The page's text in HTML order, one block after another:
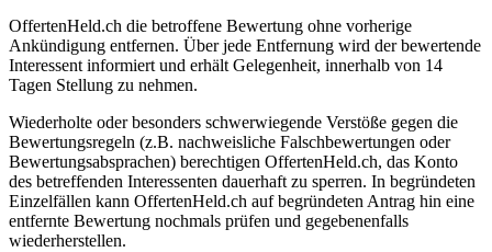
OffertenHeld.ch die betroffene Bewertung ohne vorherige
Ankündigung entfernen. Über jede Entfernung wird der bewertende
Interessent informiert und erhält Gelegenheit, innerhalb von 14
Tagen Stellung zu nehmen.
Wiederholte oder besonders schwerwiegende Verstöße gegen die
Bewertungsregeln (z.B. nachweisliche Falschbewertungen oder
Bewertungsabsprachen) berechtigen OffertenHeld.ch, das Konto
des betreffenden Interessenten dauerhaft zu sperren. In begründeten
Einzelfällen kann OffertenHeld.ch auf begründeten Antrag hin eine
entfernte Bewertung nochmals prüfen und gegebenenfalls
wiederherstellen.